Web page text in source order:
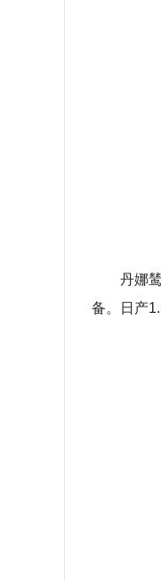
丹娜
备。日产